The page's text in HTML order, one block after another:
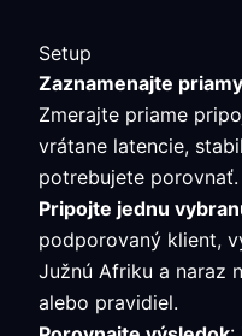
Setup
Zaznamenajte
Zmerajte priame
vrátane latencie,
potrebujete porovnať.
Pripojte jednu
podporovaný klient,
Južnú Afriku a naraz
alebo pravidiel.